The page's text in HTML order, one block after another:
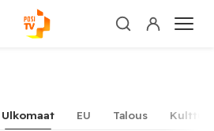
Ulkomaat EU Talous